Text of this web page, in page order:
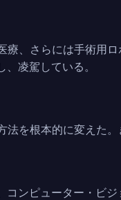
、さらには手術用
凌駕している。
を根本的に変えた
コンピューター・ビ